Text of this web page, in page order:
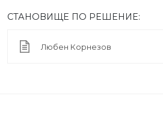
СТАНОВИЩЕ ПО РЕШЕНИЕ:
Любен Корнезов